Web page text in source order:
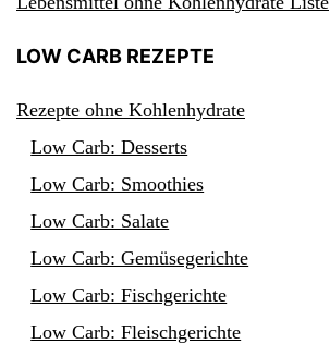
LOW CARB REZEPTE
Rezepte ohne Kohlenhydrate
Low Carb: Desserts
Low Carb: Smoothies
Low Carb: Salate
Low Carb: Gemüsegerichte
Low Carb: Fischgerichte
Low Carb: Fleischgerichte